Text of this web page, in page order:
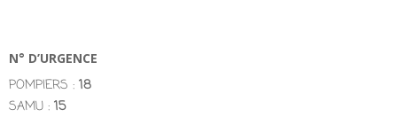
N° D’URGENCE
POMPIERS : 18
SAMU : 15